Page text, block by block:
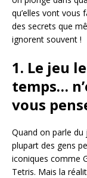
qu’elles vont vous
des secrets que
ignorent souvent !
1. Le jeu
temps…
vous
Quand on parle du
plupart des gens
iconiques comme
Tetris. Mais la